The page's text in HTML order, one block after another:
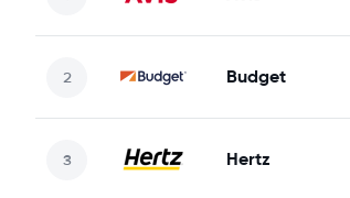
Budget
Hertz